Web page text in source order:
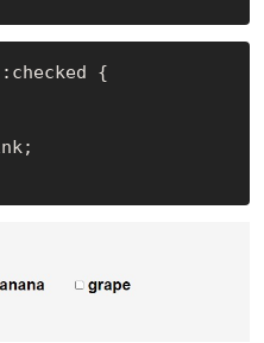
:checked {